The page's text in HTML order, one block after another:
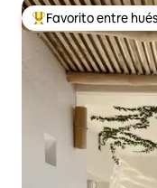
De los mejores en
Favorito entre